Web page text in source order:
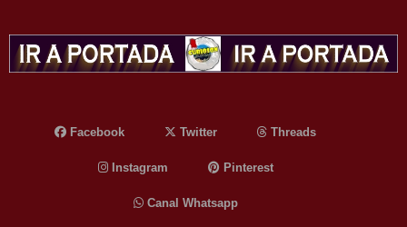
Facebook Twitter Threads
Instagram Pinterest
Canal Whatsapp